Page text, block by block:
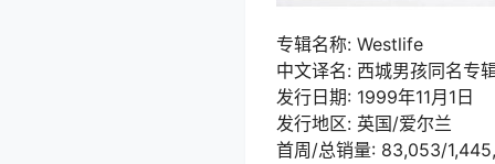
专辑名称: Westlife
中文译名: 西城男孩同名专
发行日期: 1999年11月1日
发行地区: 英国/爱尔兰
首周/总销量: 83,053/